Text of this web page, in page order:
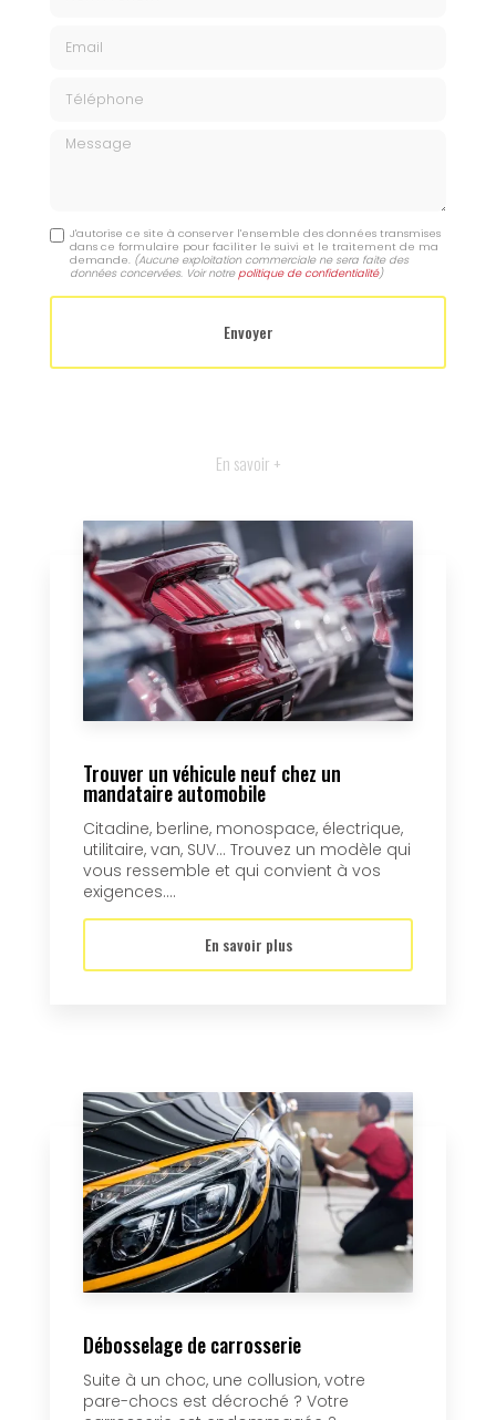
Message
J'autorise ce site à conserver l'ensemble des données transmises
dans ce formulaire pour faciliter le suivi et le traitement de ma
demande. (Aucune exploitation commerciale ne sera faite des
données concervées. Voir notrepolitique de confidentialité)
En savoir +
Trouver un véhicule neuf chez un
mandataire automobile
Citadine, berline, monospace, électrique,
utilitaire, van, SUV… Trouvez un modèle qui
vous ressemble et qui convient à vos
exigences....
En savoir plus
Débosselage de carrosserie
Suite à un choc, une collusion, votre
pare-chocs est décroché ? Votre